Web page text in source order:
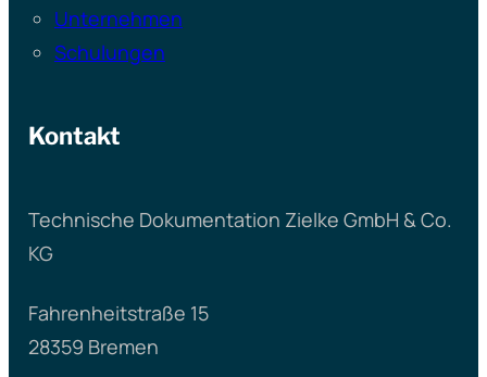
Unternehmen
Schulungen
Kontakt
Technische Dokumentation Zielke GmbH & Co.
KG
Fahrenheitstraße 15
28359 Bremen